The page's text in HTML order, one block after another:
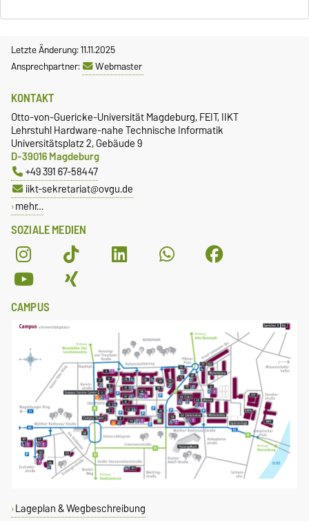
Letzte Änderung: 11.11.2025
Ansprechpartner:
Webmaster
SOZIALE MEDIEN
KONTAKT
Otto-von-Guericke-Universität Magdeburg, FEIT, IIKT
Lehrstuhl Hardware-nahe Technische Informatik
Universitätsplatz 2, Gebäude 9
D-39016 Magdeburg
+49 391 67-58447
iikt-sekretariat@ovgu.de
mehr…
CAMPUS
Lageplan & Wegbeschreibung